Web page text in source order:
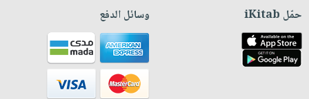
حمّل iKitab وسائل الدفع